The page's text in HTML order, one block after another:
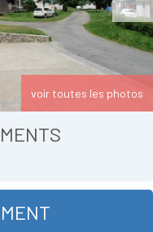
voir toutes les photos